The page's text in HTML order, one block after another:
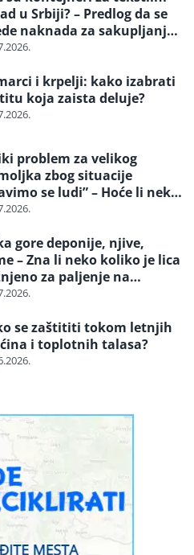
u Srbiji? – Predlog da se
naknada za sakupljanje i
i svrstavanje u
i krpelji: kako izabrati
koja zaista deluje?
problem za velikog
zbog situacije
se ludi” – Hoće li neko
i spasiti strogo
gore deponije, njive,
– Zna li neko koliko je lica
za paljenje na
se zaštititi tokom letnjih
i toplotnih talasa?